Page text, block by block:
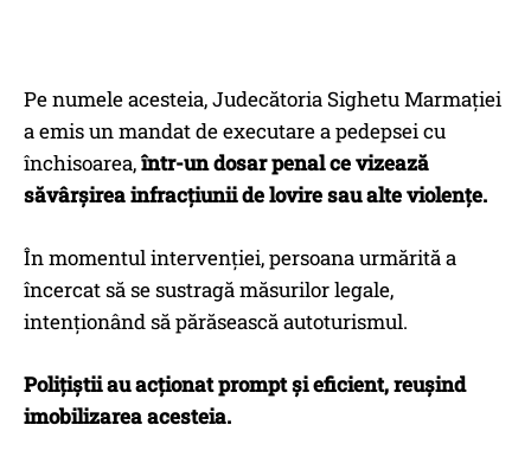
Pe numele acesteia, Judecătoria Sighetu Marmației
a emis un mandat de executare a pedepsei cu
închisoarea,într-un dosar penal ce vizează
săvârșirea infracțiunii de lovire sau alte violențe.
În momentul intervenției, persoana urmărită a
încercat să se sustragă măsurilor legale,
intenționând să părăsească autoturismul.
Polițiștii au acționat prompt și eficient, reușind
imobilizarea acesteia.